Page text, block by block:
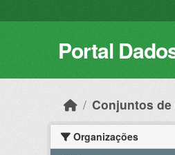
Portal
Conjuntos de
Organizações